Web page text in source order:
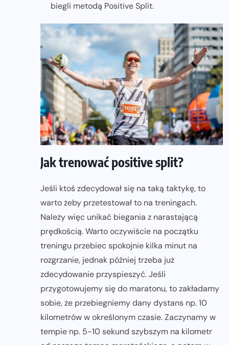
biegli metodą Positive Split.
Jak trenować positive split?
Jeśli ktoś zdecydował się na taką taktykę, to
warto żeby przetestował to na treningach.
Należy więc unikać biegania z narastającą
prędkością. Warto oczywiście na początku
treningu przebiec spokojnie kilka minut na
rozgrzanie, jednak później trzeba już
zdecydowanie przyspieszyć. Jeśli
przygotowujemy się do maratonu, to zakładamy
sobie, że przebiegniemy dany dystans np. 10
kilometrów w określonym czasie. Zaczynamy w
tempie np. 5-10 sekund szybszym na kilometr